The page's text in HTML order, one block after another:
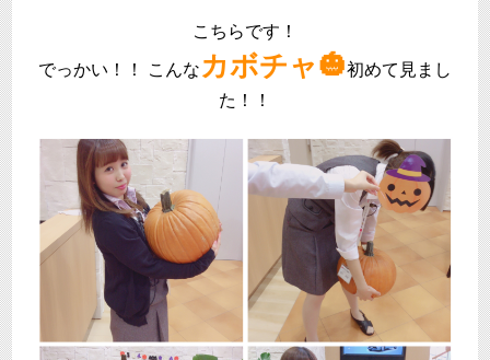
こちらです！
でっかい！！ こんなカボチャ🎃初めて見まし
た！！